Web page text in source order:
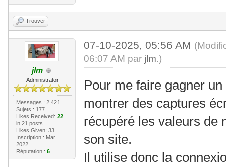
Trouver
jlm
Administrator
Messages : 2,421
Sujets : 177
Likes Received: 22
in 21 posts
Likes Given: 33
Inscription : Mar
2022
Réputation : 6
07-10-2025, 05:56 AM
06:07 AM par jlm.)
Pour me faire gagner
montrer des captures
récupéré les valeurs de
son site.
Il utilise donc la